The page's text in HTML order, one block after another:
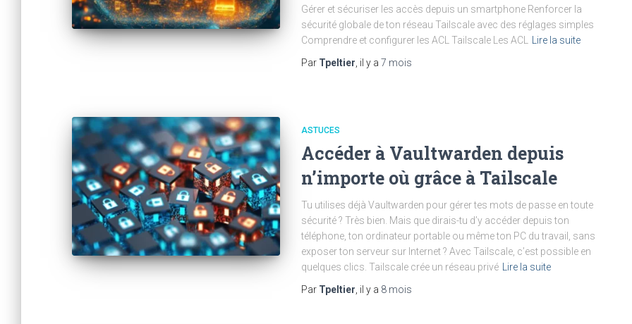
Gérer et sécuriser les accès depuis un smartphone Renforcer la
sécurité globale de ton réseau Tailscale avec des réglages simples
Comprendre et configurer les ACL Tailscale Les ACL
Lire la suite
Par Tpeltier , il y a 7 mois
ASTUCES
Accéder à Vaultwarden depuis
n’importe où grâce à Tailscale
Tu utilises déjà Vaultwarden pour gérer tes mots de passe en toute
sécurité ? Très bien. Mais que dirais-tu d’y accéder depuis ton
téléphone, ton ordinateur portable ou même ton PC du travail, sans
exposer ton serveur sur Internet ? Avec Tailscale, c’est possible en
quelques clics. Tailscale crée un réseau privé
Lire la suite
Par Tpeltier , il y a 8 mois